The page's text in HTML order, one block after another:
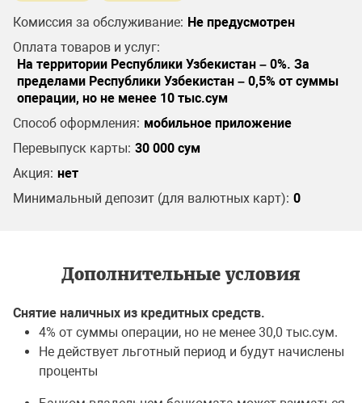
Комиссия за обслуживание: Не предусмотрен
Оплата товаров и услуг:
На территории Республики Узбекистан – 0%. За
пределами Республики Узбекистан – 0,5% от суммы
операции, но не менее 10 тыс.сум
Способ оформления: мобильное приложение
Перевыпуск карты: 30 000 сум
Акция: нет
Минимальный депозит (для валютных карт): 0
Дополнительные условия
Снятие наличных из кредитных средств.
4% от суммы операции, но не менее 30,0 тыс.сум.
Не действует льготный период и будут начислены
проценты